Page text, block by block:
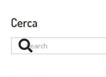
Cerca
Search